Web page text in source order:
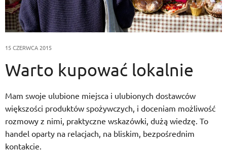
15 CZERWCA 2015
Warto kupować lokalnie
Mam swoje ulubione miejsca i ulubionych dostawców
większości produktów spożywczych, i doceniam możliwość
rozmowy z nimi, praktyczne wskazówki, dużą wiedzę. To
handel oparty na relacjach, na bliskim, bezpośrednim
kontakcie.